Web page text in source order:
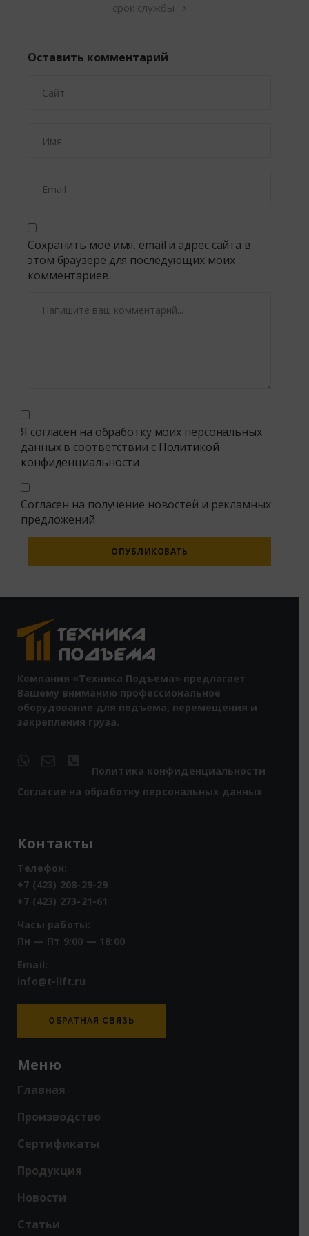
срок службы
Оставить комментарий
Сохранить моё имя, email и адрес сайта в
этом браузере для последующих моих
комментариев.
Я согласен на обработку моих персональных
данных в соответствии с Политикой
конфиденциальности
Согласен на получение новостей и рекламных
предложений
Компания «Техника Подъема» предлагает
Вашему вниманию профессиональное
оборудование для подъема, перемещения и
закрепления груза.
Политика конфиденциальности
Согласие на обработку персональных данных
Контакты
Телефон:
+7 (423) 208-29-29
+7 (423) 273-21-61
Часы работы:
Пн — Пт 9:00 — 18:00
Email:
info@t-lift.ru
ОБРАТНАЯ СВЯЗЬ
Меню
Главная
Производство
Сертификаты
Продукция
Новости
Статьи